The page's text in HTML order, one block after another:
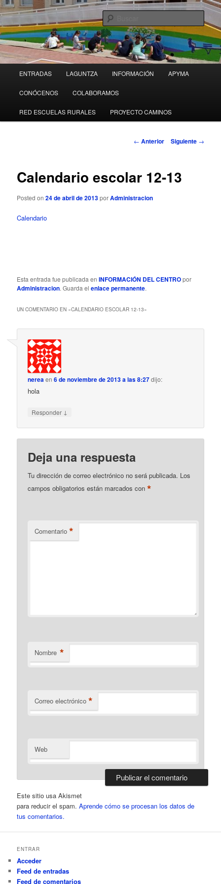
Ir
al
contenido
principalColegio Público OBANOS
r
ENTRADAS LAGUNTZA INFORMACIÓN APYMA
CONÓCENOS COLABORAMOS
RED ESCUELAS RURALES PROYECTO CAMINOS
N
g
c
n
t
a
a
← Anterior Siguiente →
Calendario escolar 12-13
Posted on24 de abril de 2013porAdministracion
Calendario
Esta entrada fue publicada enINFORMACIÓN DEL CENTROpor
Administracion. Guarda elenlace permanente.
UN COMENTARIO EN «CALENDARIO ESCOLAR 12-13»
nereaen6 de noviembre de 2013 a las 8:27dijo:
hola
Responder ↓
Deja una respuesta
Tu dirección de correo electrónico no será publicada. Los
campos obligatorios están marcados con*
Comentario *
Nombre *
Correo electrónico *
Web
Este sitio usa Akismet
para reducir el spam.Aprende cómo se procesan los datos de
tus comentarios.
ENTRAR
Acceder
Feed de entradas
Feed de comentarios